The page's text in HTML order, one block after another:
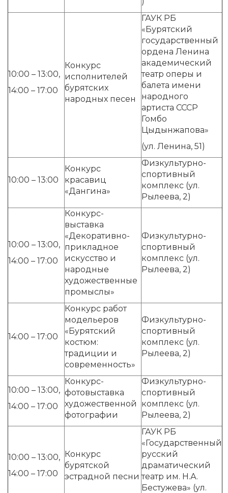
10:00 – 13:00,
14:00 – 17:00
Конкурс
исполнителей
бурятских
народных песен
ГАУК РБ
«Бурятский
государственный
ордена Ленина
академический
театр оперы и
балета имени
народного
артиста СССР
Гомбо
Цыдынжапова»
(ул. Ленина, 51)
10:00 – 13:00
Конкурс
красавиц
«Дангина»
Физкультурно-
спортивный
комплекс (ул.
Рылеева, 2)
10:00 – 13:00,
14:00 – 17:00
Конкурс-
выставка
«Декоративно-
прикладное
искусство и
народные
художественные
промыслы»
Физкультурно-
спортивный
комплекс (ул.
Рылеева, 2)
14:00 – 17:00
Конкурс работ
модельеров
«Бурятский
костюм:
традиции и
современность»
Физкультурно-
спортивный
комплекс (ул.
Рылеева, 2)
10:00 – 13:00,
14:00 – 17:00
Конкурс-
фотовыставка
художественной
фотографии
Физкультурно-
спортивный
комплекс (ул.
Рылеева, 2)
10:00 – 13:00,
14:00 – 17:00
Конкурс
бурятской
эстрадной песни
ГАУК РБ
«Государственный
русский
драматический
театр им. Н.А.
Бестужева» (ул.